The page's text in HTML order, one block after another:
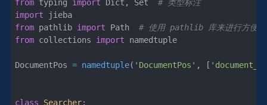
from typing import Dict, Set # 类型标注
import jieba
from pathlib import Path # 使用 pathlib 库来进行方便的
from collections import namedtuple
DocumentPos = namedtuple( 'DocumentPos' , [
class Searcher: